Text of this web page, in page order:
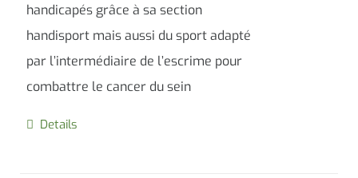
handicapés grâce à sa section
handisport mais aussi du sport adapté
par l’intermédiaire de l’escrime pour
combattre le cancer du sein
Details